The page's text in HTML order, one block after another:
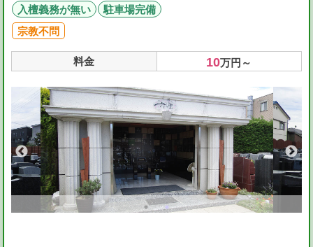
入檀義務が無い
駐車場完備
宗教不問
料金
10万円～